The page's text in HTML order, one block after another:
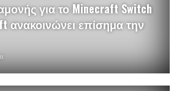
για το Minecraft Switch
ανακοινώνει επίσημα την